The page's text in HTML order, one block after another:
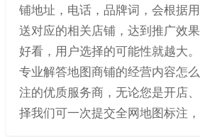
铺地址，电话，品牌词，会根据
送对应的相关店铺，达到推广效
好看，用户选择的可能性就越大
专业解答地图商铺的经营内容怎
注的优质服务商，无论您是开店
择我们可一次提交全网地图标注